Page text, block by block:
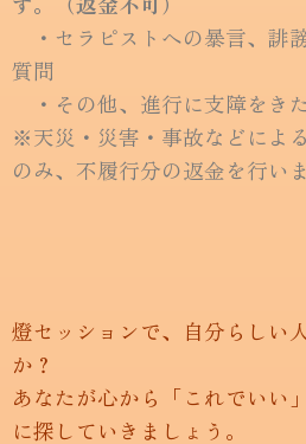
・セラピストへの暴言、誹
質問
・その他、進行に支障をき
※天災・災害・事故などによ
のみ、不履行分の返金を行いま
燈セッションで、自分らしい
か？
あなたが心から「これでいい
に探していきましょう。